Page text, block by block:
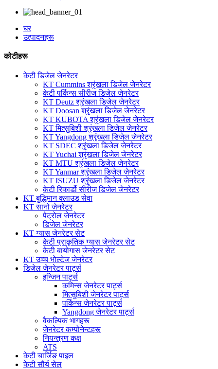
घर
उत्पादनहरू
कोटीहरू
केटी डिजेल जेनरेटर
KT Cummins श्रृंखला डिजेल जेनरेटर
केटी पर्किन्स सीरीज डिजेल जेनरेटर
KT Deutz श्रृंखला डिजेल जेनरेटर
KT Doosan श्रृंखला डिजेल जेनरेटर
KT KUBOTA श्रृंखला डिजेल जेनरेटर
KT मित्सुबिशी श्रृंखला डिजेल जेनरेटर
KT Yangdong श्रृंखला डिजेल जेनरेटर
KT SDEC श्रृंखला डिजेल जेनरेटर
KT Yuchai श्रृंखला डिजेल जेनरेटर
KT MTU श्रृंखला डिजेल जेनरेटर
KT Yanmar श्रृंखला डिजेल जेनरेटर
KT ISUZU श्रृंखला डिजेल जेनरेटर
केटी रिकार्डो सीरीज डिजेल जेनरेटर
KT बुद्धिमान क्लाउड सेवा
KT सानो जेनरेटर
पेट्रोल जेनरेटर
डिजेल जेनरेटर
KT ग्यास जेनरेटर सेट
केटी प्राकृतिक ग्यास जेनरेटर सेट
केटी बायोगास जेनरेटर सेट
KT उच्च भोल्टेज जेनरेटर
डिजेल जेनरेटर पार्ट्स
इन्जिन पार्ट्स
कमिन्स जेनरेटर पार्ट्स
मित्सुबिशी जेनरेटर पार्ट्स
पर्किन्स जेनरेटर पार्ट्स
Yangdong जेनरेटर पार्ट्स
वैकल्पिक भागहरू
जेनरेटर कम्पोनेन्टहरू
नियन्त्रण कक्ष
ATS
केटी चार्जिङ पाइल
केटी सौर्य सेल